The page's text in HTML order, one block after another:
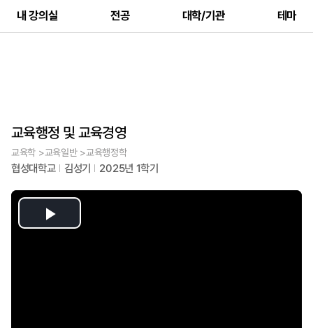
내 강의실 전공 대학/기관 테마
교육행정 및 교육경영
교육학 >교육일반 >교육행정학
협성대학교 김성기 2025년 1학기
Play